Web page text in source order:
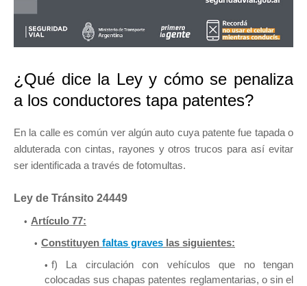
¿Qué dice la Ley y cómo se penaliza
a los conductores tapa patentes?
En la calle es común ver algún auto cuya patente fue tapada o
alduterada con cintas, rayones y otros trucos para así evitar
ser identificada a través de fotomultas.
Ley de Tránsito 24449
Artículo 77:
Constituyen faltas graves las siguientes:
f) La circulación con vehículos que no tengan
colocadas sus chapas patentes reglamentarias, o sin el